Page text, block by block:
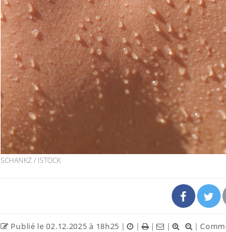
SCHANKZ / ISTOCK
Publié le 02.12.2025 à 18h25 | | | | |